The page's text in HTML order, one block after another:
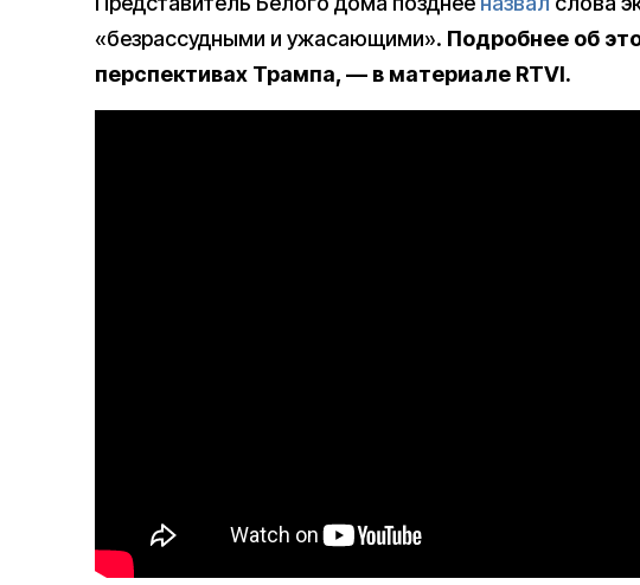
«безрассудными и ужасающими». Подробнее об
перспективах Трампа, — в материале RTVI.